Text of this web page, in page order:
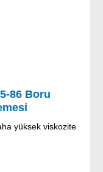
86 Boru
yüksek viskozite